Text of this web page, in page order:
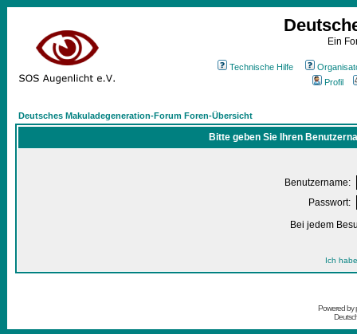
Ein
Technische Hilfe
Profil
Deutsches Makuladegeneration-Forum Foren-Übersicht
Bitte geben Sie Ihren
Benutzername:
Passwort:
Bei jedem
Ich
Powered by